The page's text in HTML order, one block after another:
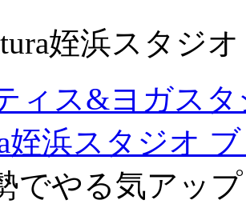
姪浜スタジ
ィス&ヨガスタ
姪浜スタジオ
でやる気アップ